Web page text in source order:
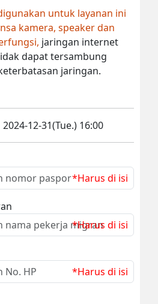
untuk layanan ini
kamera, speaker dan
jaringan internet
dapat tersambung
jaringan.
2024-12-31(Tue.) 16:00
*Harus di isi
*Harus di isi
*Harus di isi